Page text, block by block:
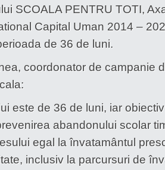
SCOALA PENTRU TOTI,
Capital Uman 2014 –
de 36 de luni.
coordonator de campanie
este de 36 de luni, iar
abandonului scolar
egal la învatamântul
inclusiv la parcursuri de